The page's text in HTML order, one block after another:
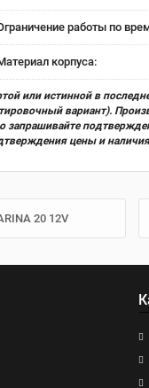
работы по
корпуса:
или истинной в
вариант).
запрашивайте
цены и
20 12V